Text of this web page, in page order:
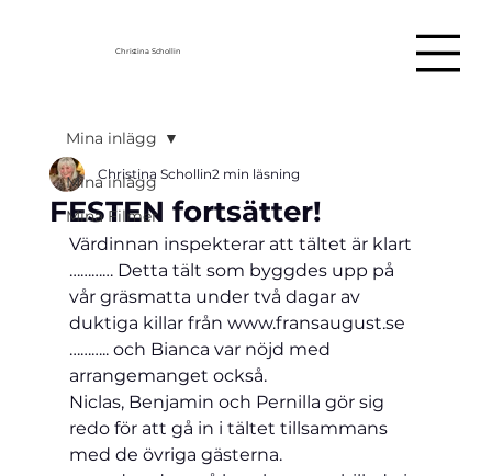
Christina Schollin
Mina inlägg
Mina Filmer
Mina inlägg
FESTEN fortsätter!
Christina Schollin2 min läsning
Värdinnan inspekterar att tältet är klart
………… Detta tält som byggdes upp på
vår gräsmatta under två dagar av
duktiga killar från www.fransaugust.se
……….. och Bianca var nöjd med
arrangemanget också.
Niclas, Benjamin och Pernilla gör sig
redo för att gå in i tältet tillsammans
med de övriga gästerna.